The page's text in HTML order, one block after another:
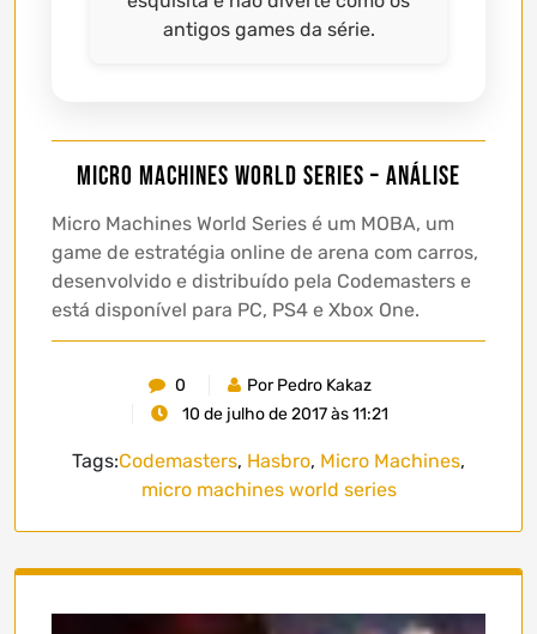
antigos games da série.
Micro Machines World Series – Análise
Micro Machines World Series é um MOBA, um
game de estratégia online de arena com carros,
desenvolvido e distribuído pela Codemasters e
está disponível para PC, PS4 e Xbox One.
0
Por Pedro Kakaz
10 de julho de 2017 às 11:21
Tags:Codemasters, Hasbro, Micro Machines,
micro machines world series